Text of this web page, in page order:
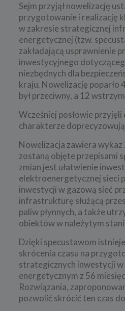
Sejm przyjął nowelizację
przygotowanie i realizację
w zakresie strategicznej
energetycznej (tzw.
zakładającą usprawnienie
inwestycyjnego
niezbędnych dla
kraju. Nowelizację poparło
był przeciwny, a 12
Wcześniej posłowie
charakterze
Nowelizacja zawiera
zostaną objęte przepisami
zmian jest ułatwienie
elektroenergetycznej sieci
inwestycji w gazową sieć
infrastrukturę służącą
paliw płynnych, a także
obiektów w należytym
Dzięki specustawom
skrócenia czasu na
strategicznych inwestycji
energetycznym z 56
Rozwiązania,
pozwolić skrócić ten czas